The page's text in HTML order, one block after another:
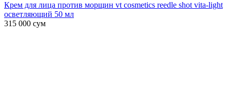
Крем для лица против морщин vt cosmetics reedle shot vita-light
осветляющий 50 мл
315 000 сум